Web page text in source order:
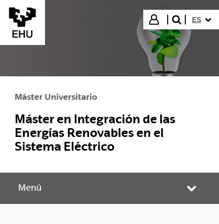
Saltar al contenido principal
Iniciar sesión
buscar"
ES
Máster Universitario
Máster en Integración de las
Energías Renovables en el
Sistema Eléctrico
Menú